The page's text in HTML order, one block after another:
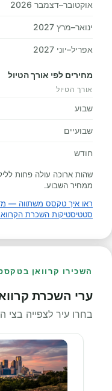
אוקטובר–דצמבר 2026
ינואר–מרץ 2027
אפריל–יוני 2027
מחירים לפי אורך הטיול
אורך הטיול
שבוע
שבועיים
חודש
שהות ארוכה עולה פחות
ממחיר השבוע.
ראו איך טקסס משתווה —
סטטיסטיקות השכרת
השכירו קרוואן
ערי השכרת
בחרו עיר לצפייה בצי